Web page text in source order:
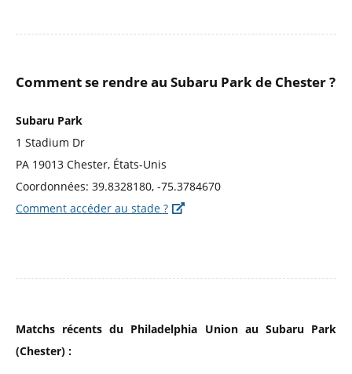
Comment se rendre au Subaru Park de Chester ?
Subaru Park
1 Stadium Dr
PA 19013 Chester, États-Unis
Coordonnées: 39.8328180, -75.3784670
Comment accéder au stade ?
Matchs récents du Philadelphia Union au Subaru Park
(Chester) :